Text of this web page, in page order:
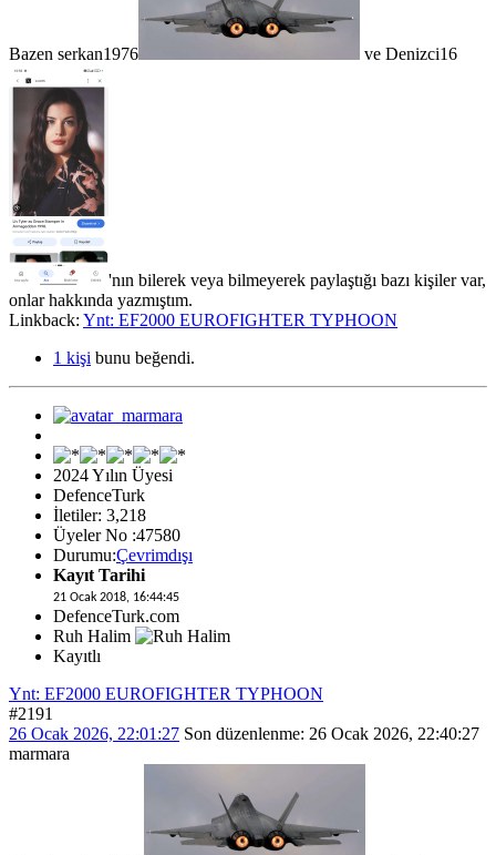
Bazen serkan1976 ve Denizci16
'nın bilerek veya bilmeyerek paylaştığı bazı kişiler var,
onlar hakkında yazmıştım.
Linkback: Ynt: EF2000 EUROFIGHTER TYPHOON
1 kişi bunu beğendi.
2024 Yılın Üyesi
DefenceTurk
İletiler: 3,218
Üyeler No :47580
Durumu:Çevrimdışı
Kayıt Tarihi
21 Ocak 2018, 16:44:45
DefenceTurk.com
Ruh Halim
Kayıtlı
Ynt: EF2000 EUROFIGHTER TYPHOON
#2191
26 Ocak 2026, 22:01:27 Son düzenlenme: 26 Ocak 2026, 22:40:27
marmara